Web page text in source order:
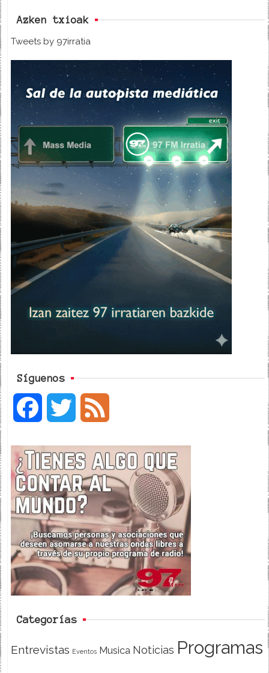
Azken txioak
Tweets by 97irratia
Síguenos
c
e
b
o
o
i
t
t
e
e
d
Categorías
Entrevistas Eventos Musica Noticias Programas